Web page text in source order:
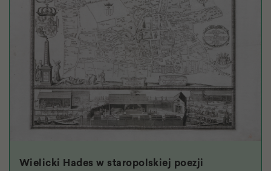
Wielicki Hades w staropolskiej poezji